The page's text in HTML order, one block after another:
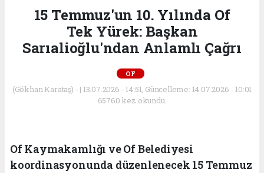
15 Temmuz'un 10. Yılında Of
Tek Yürek: Başkan
Sarıalioğlu'ndan Anlamlı Çağrı
OF
(Gökhan Karataş) - | 13.07.2026 - 14:51, Güncelleme: 14.07.2026 - 10:01
65760 kez okundu.
Of Kaymakamlığı ve Of Belediyesi
koordinasyonunda düzenlenecek 15 Temmuz